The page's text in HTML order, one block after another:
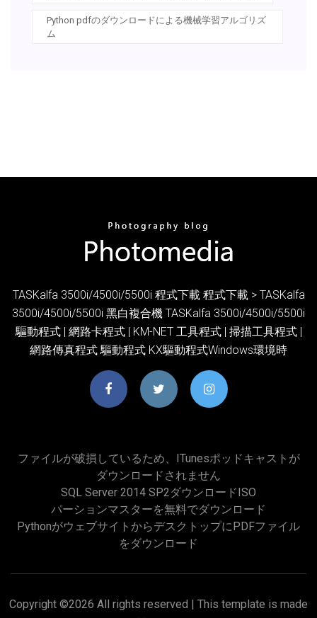
Python pdfのダウンロードによる機械学習アルゴリズ
ム
TASKalfa 3500i/4500i/5500i 程式下載 程式下載 > TASKalfa
3500i/4500i/5500i 黑白複合機 TASKalfa 3500i/4500i/5500i
驅動程式 | 網路卡程式 | KM-NET 工具程式 | 掃描工具程式 |
網路傳真程式 驅動程式 KX驅動程式Windows環境時
ファイルが破損しているため、iTunesポッドキャストが
ダウンロードされません
SQL Server 2014 SP2ダウンロードISO
パーションマスターを無料でダウンロード
PythonがウェブサイトからデスクトップにPDFファイル
をダウンロード
Copyright ©2026 All rights reserved | This template is made